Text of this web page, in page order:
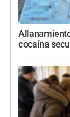
cocaína